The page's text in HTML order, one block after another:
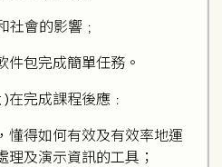
社會的影響﹔
件包完成簡單任務。
在完成課程後應﹕
懂得如何有效及有效率地運
理及演示資訊的工具；